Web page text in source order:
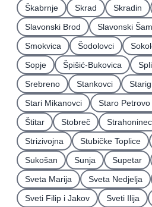
Škabrnje
Skrad Skradin
Slavonski Brod
Slavonski
Smokvica
Šodolovci
Sopje
Špišić-Bukovica
Srebreno
Stankovci
Stari Mikanovci
Staro Petrovo
Štitar
Stobreč Strahoninec
Strizivojna
Stubičke Toplice
Sukošan
Sunja Supetar
Sveta Marija
Sveta Nedjelja
Sveti Filip i Jakov
Sveti Ilija